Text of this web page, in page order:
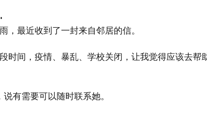
，最近收到了一封来自邻居的信。
时间，疫情、暴乱、学校关闭，让我觉得应该去
有需要可以随时联系她。